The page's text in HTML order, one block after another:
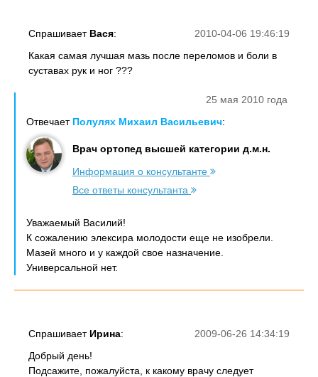
2010-04-06 19:46:19
Спрашивает Вася:
Какая самая лучшая мазь после переломов и боли в
суставах рук и ног ???
25 мая 2010 года
Отвечает Полулях Михаил Васильевич:
Врач ортопед высшей категории д.м.н.
Информация о консультанте
Все ответы консультанта
Уважаемый Василий!
К сожалению элексира молодости еще не изобрели.
Мазей много и у каждой свое назначение.
Универсальной нет.
2009-06-26 14:34:19
Спрашивает Ирина:
Добрый день!
Подсажите, пожалуйста, к какому врачу следует